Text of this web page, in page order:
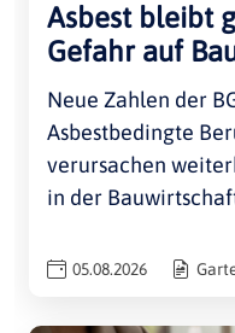
Asbest bleibt
Gefahr auf
Neue Zahlen der
Asbestbedingte
verursachen
in der
05.08.2026